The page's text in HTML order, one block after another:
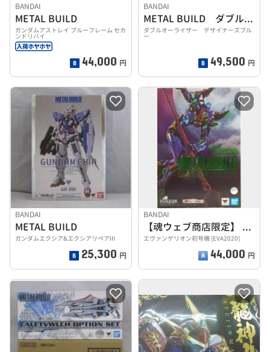
BANDAI
METAL BUILD
ガンダムアストレイ ブルーフレーム セカ
ンドリバイ
44,000 円
BANDAI
METAL BUILD ダブルオーライザー
ダブルオーライザー デザイナーズブル
ー
49,500 円
BANDAI
METAL BUILD
ガンダムエクシア&エクシアリペアIII
25,300 円
BANDAI
【魂ウェブ商店限定】 METAL BUILD
エヴァンゲリオン初号機 [EVA2020]
44,000 円